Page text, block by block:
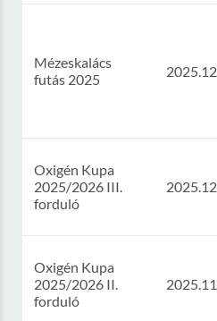
Mézeskalács
futás 2025
Oxigén Kupa
2025/2026 III.
forduló
Oxigén Kupa
2025/2026 II.
forduló